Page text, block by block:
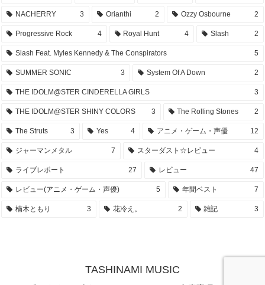
NACHERRY 3 Orianthi 2 Ozzy Osbourne 2
Progressive Rock 4 Royal Hunt 4 Slash 2
Slash Feat. Myles Kennedy & The Conspirators 5
SUMMER SONIC 3 System Of A Down 2
THE IDOLM@STER CINDERELLA GIRLS 3
THE IDOLM@STER SHINY COLORS 3 The Rolling Stones 2
The Struts 3 Yes 4 アニメ・ゲーム・声優 12
ジャーマンメタル 7 スターダスト☆レビュー 4
ライブレポート 27 レビュー 47
レビュー(アニメ・ゲーム・声優) 5 年間ベスト 7
楠木ともり 3 花冷え。 2 雑記 3
TASHINAMI MUSIC